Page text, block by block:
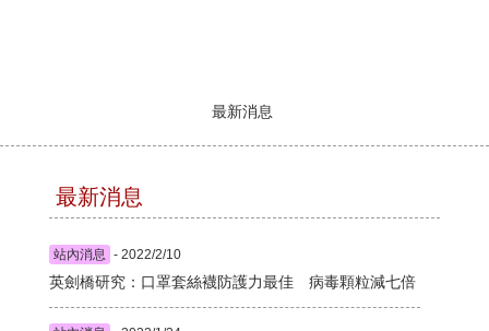
最新消息
最新消息
站內消息 - 2022/2/10
英劍橋研究：口罩套絲襪防護力最佳 病毒顆粒減七倍